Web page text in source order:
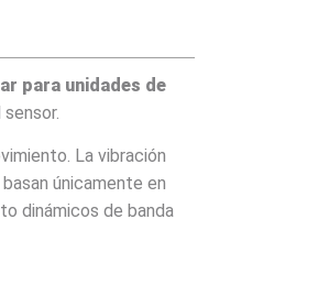
para unidades de
La vibración
únicamente en
dinámicos de banda